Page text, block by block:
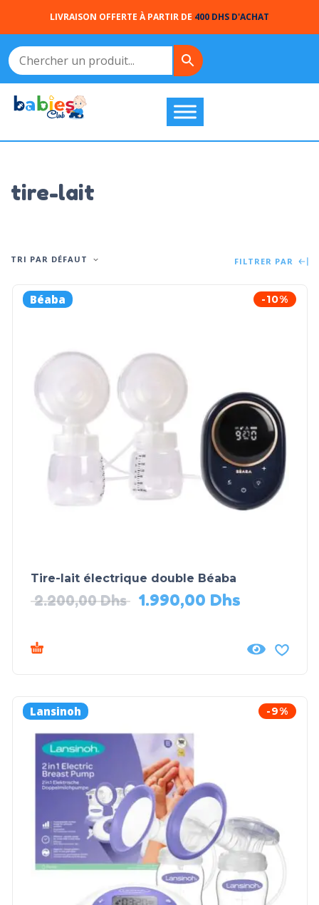
LIVRAISON OFFERTE À PARTIR DE 400 DHS D'ACHAT
tire-lait
TRI PAR DÉFAUT FILTRER PAR
Béaba -10%
Tire-lait électrique double Béaba
2.200,00Dhs 1.990,00 Dhs
Lansinoh -9%